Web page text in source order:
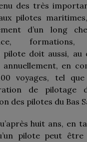
des très
pilotes
d’un long
pilote doit aussi,
en
voyages, tel
de
des pilotes du Bas
huit ans, en
pilote peut